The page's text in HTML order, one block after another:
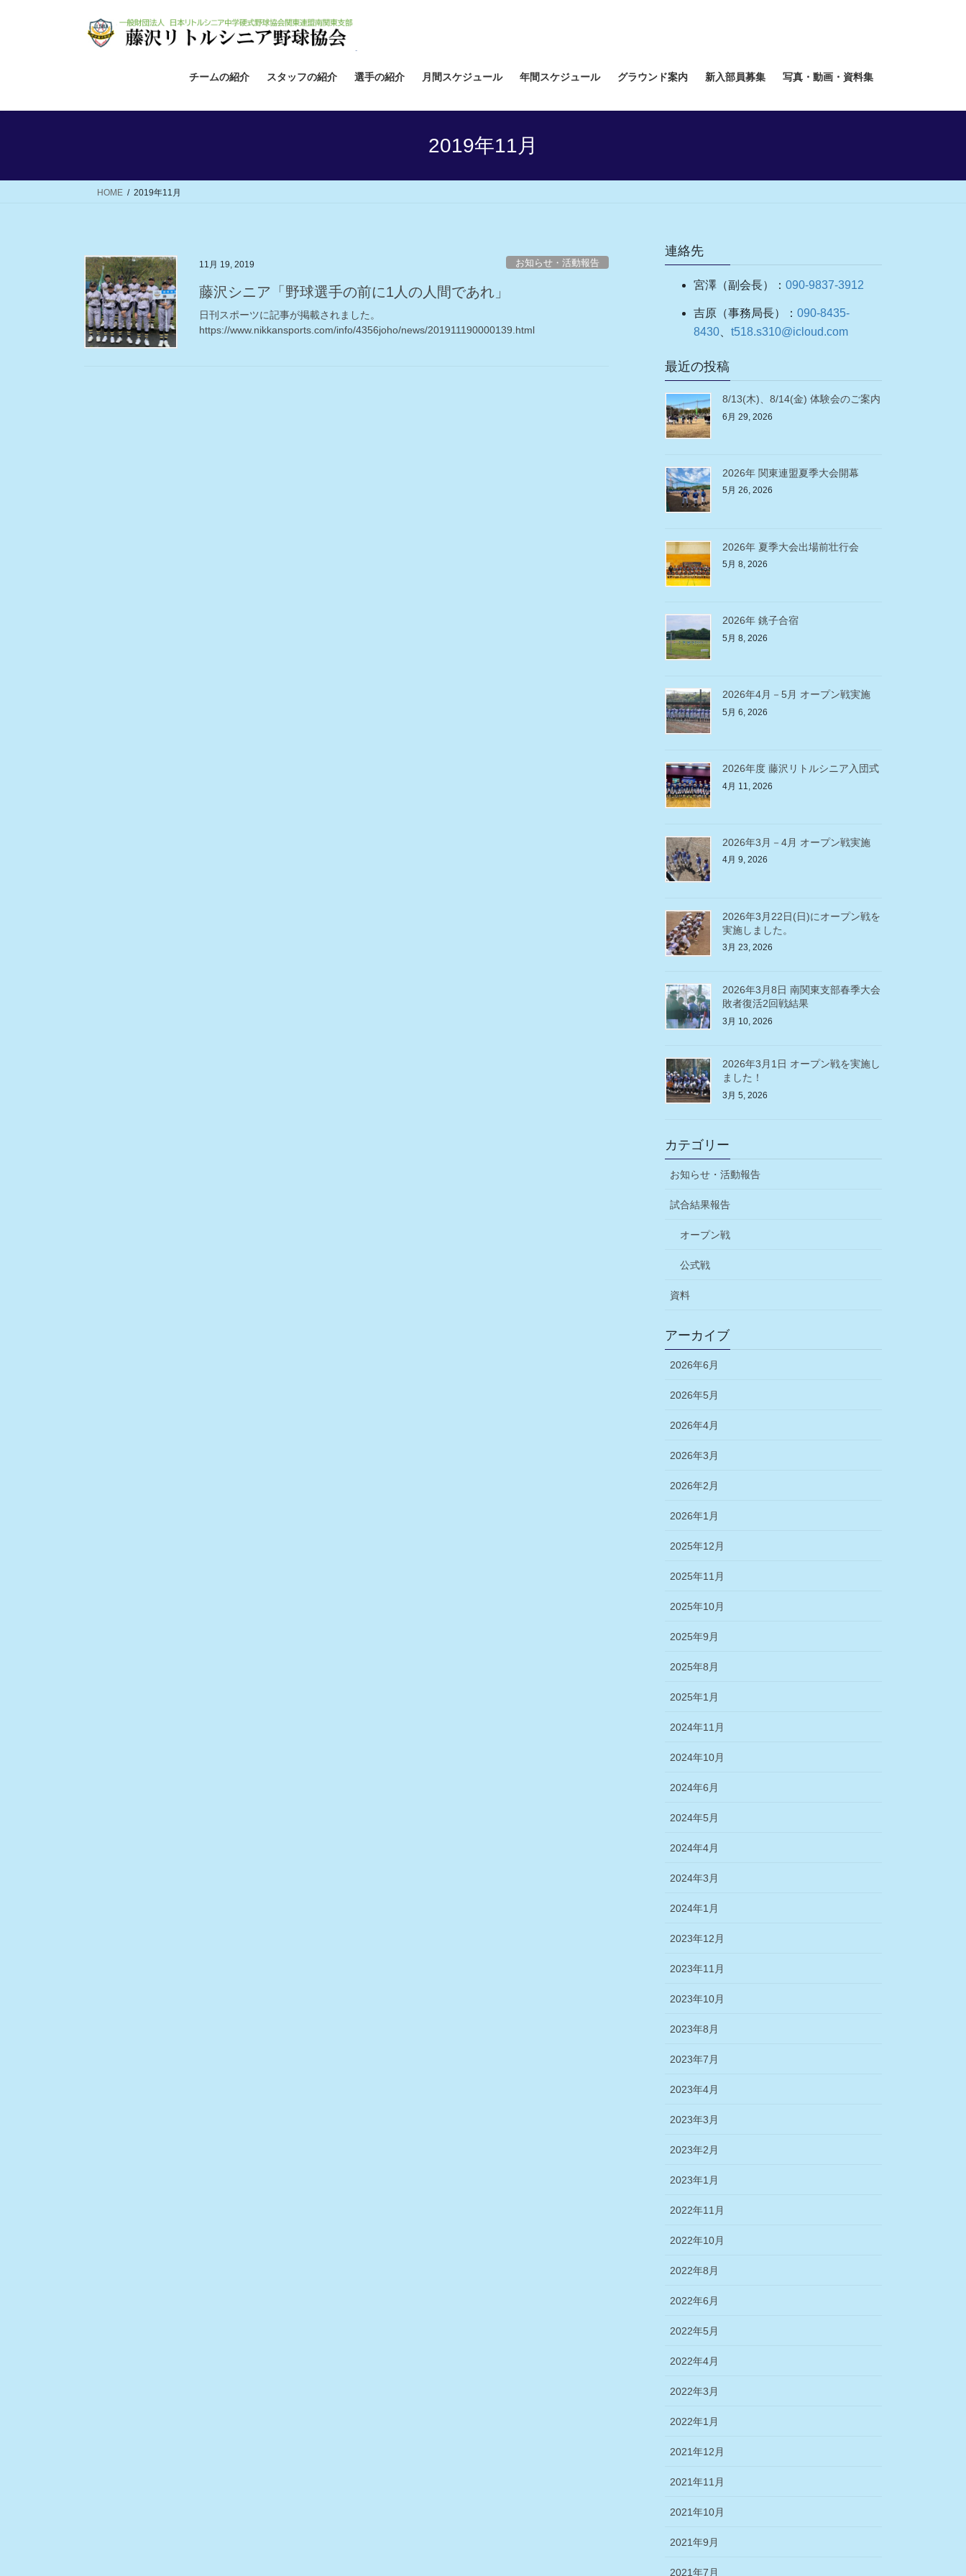
ス
ン
チームの紹介 スタッフの紹介 選手の紹介 月間スケジュール 年間スケジュール グラウンド案内 新入部員募集 写真・動画・資料集
2019年11月
HOME 2019年11月
11月 19, 2019 お知らせ・活動報告
藤沢シニア「野球選手の前に1人の人間であれ」
日刊スポーツに記事が掲載されました。
https://www.nikkansports.com/info/4356joho/news/201911190000139.html
連絡先
宮澤（副会長）：090-9837-3912
吉原（事務局長）：090-8435-
8430 、t518.s310@icloud.com
最近の投稿
8/13(木)、8/14(金) 体験会のご案内
6月 29, 2026
2026年 関東連盟夏季大会開幕
5月 26, 2026
2026年 夏季大会出場前壮行会
5月 8, 2026
2026年 銚子合宿
5月 8, 2026
2026年4月－5月 オープン戦実施
5月 6, 2026
2026年度 藤沢リトルシニア入団式
4月 11, 2026
2026年3月－4月 オープン戦実施
4月 9, 2026
2026年3月22日(日)にオープン戦を
実施しました。
3月 23, 2026
2026年3月8日 南関東支部春季大会
敗者復活2回戦結果
3月 10, 2026
2026年3月1日 オープン戦を実施し
ました！
3月 5, 2026
カテゴリー
お知らせ・活動報告
試合結果報告
オープン戦
公式戦
資料
アーカイブ
2026年6月
2026年5月
2026年4月
2026年3月
2026年2月
2026年1月
2025年12月
2025年11月
2025年10月
2025年9月
2025年8月
2025年1月
2024年11月
2024年10月
2024年6月
2024年5月
2024年4月
2024年3月
2024年1月
2023年12月
2023年11月
2023年10月
2023年8月
2023年7月
2023年4月
2023年3月
2023年2月
2023年1月
2022年11月
2022年10月
2022年8月
2022年6月
2022年5月
2022年4月
2022年3月
2022年1月
2021年12月
2021年11月
2021年10月
2021年9月
2021年7月